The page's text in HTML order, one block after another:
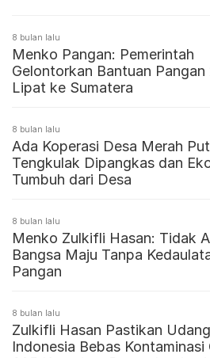
8 bulan lalu
Menko Pangan: Pemerintah
Gelontorkan Bantuan Pangan
Lipat ke Sumatera
8 bulan lalu
Ada Koperasi Desa Merah
Tengkulak Dipangkas dan
Tumbuh dari Desa
8 bulan lalu
Menko Zulkifli Hasan: Tidak
Bangsa Maju Tanpa
Pangan
8 bulan lalu
Zulkifli Hasan Pastikan Udang
Indonesia Bebas Kontaminasi